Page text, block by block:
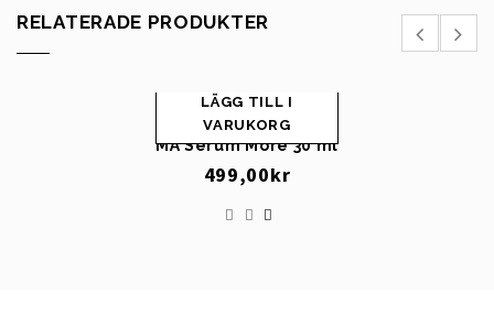
RELATERADE PRODUKTER
MÅ Serum More 30 ml
499,00kr
LÄGG TILL I
VARUKORG